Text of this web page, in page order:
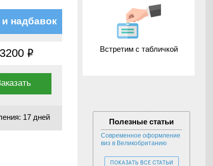
и надбавок
17 дней
Встретим с табличкой
Полезные статьи
Современное оформление
виз в Великобританию
ПОКАЗАТЬ ВСЕ СТАТЬИ